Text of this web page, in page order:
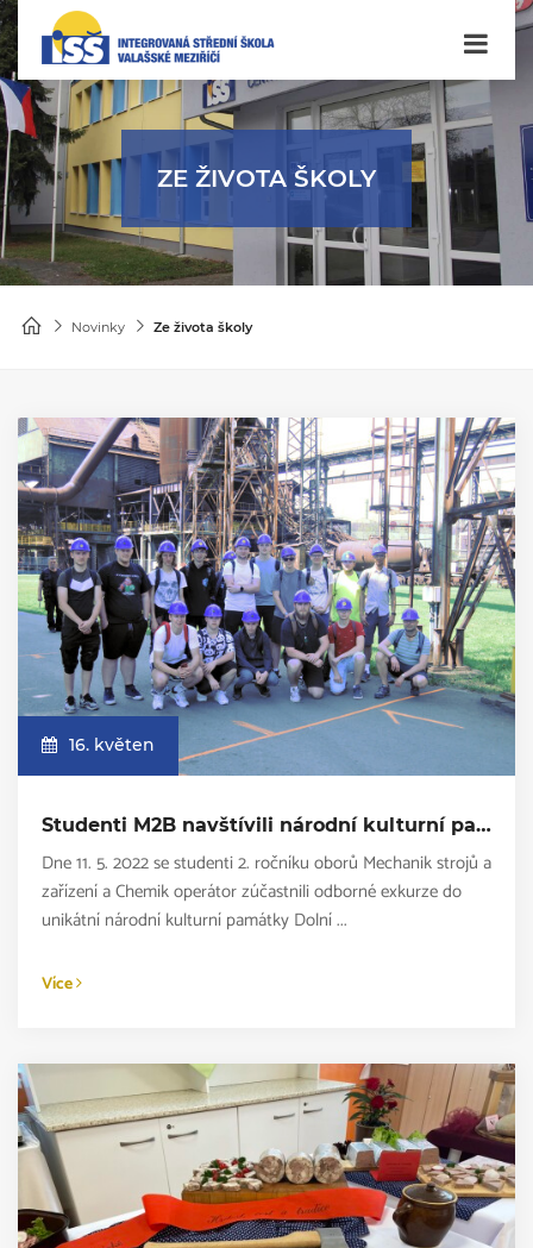
ZE ŽIVOTA ŠKOLY
Novinky Ze života školy
16. květen
Studenti M2B navštívili národní kulturní památku Dolní Vítkovice v Ostravě
Dne 11. 5. 2022 se studenti 2. ročníku oborů Mechanik strojů a
zařízení a Chemik operátor zúčastnili odborné exkurze do
unikátní národní kulturní památky Dolní ...
Více